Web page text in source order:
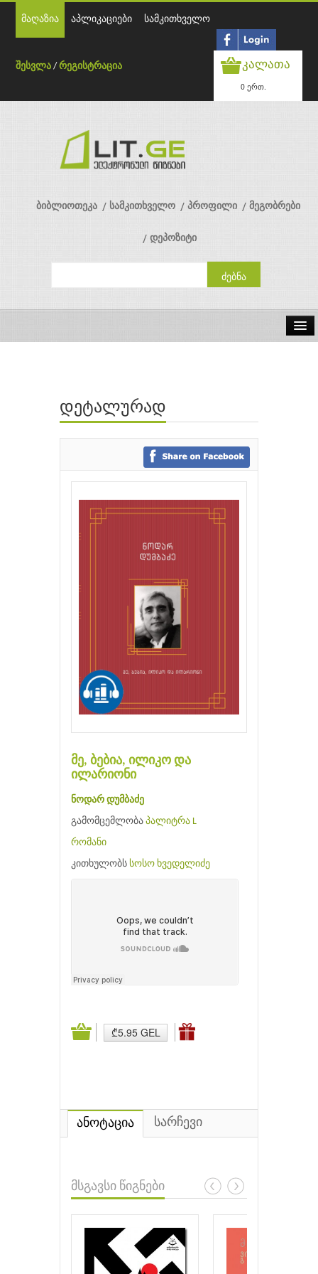
მაღაზია აპლიკაციები სამკითხველო
შესვლა /რეგისტრაცია კალათა
0 ერთ.
ბიბლიოთეკა სამკითხველო პროფილი მეგობრები
დეპოზიტი
ავტორები
გამომცემლობები
დეტალურად
მე, ბებია, ილიკო და
ილარიონი
ნოდარ დუმბაძე
გამომცემლობა პალიტრა L
რომანი
კითხულობს სოსო ხვედელიძე
₾5.95 GEL
ანოტაცია სარჩევი
მსგავსი წიგნები